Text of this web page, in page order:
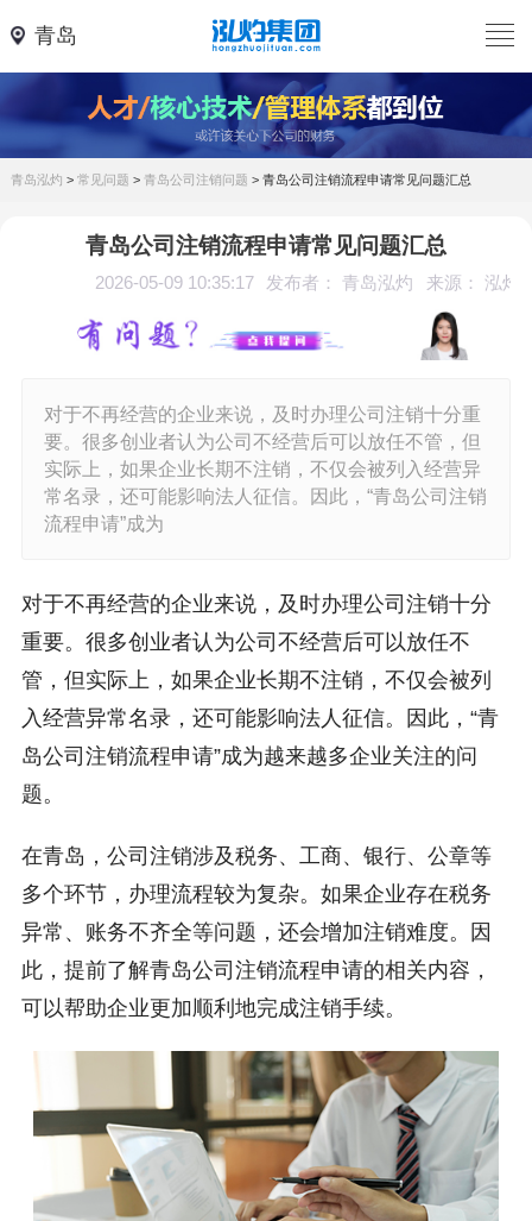
青岛
青岛泓灼 > 常见问题 > 青岛公司注销问题 > 青岛公司注销流程申请常见问题汇总
青岛公司注销流程申请常见问题汇总
2026-05-09 10:35:17 发布者： 青岛泓灼 来源： 泓灼
对于不再经营的企业来说，及时办理公司注销十分重
要。很多创业者认为公司不经营后可以放任不管，但
实际上，如果企业长期不注销，不仅会被列入经营异
常名录，还可能影响法人征信。因此，“青岛公司注销
流程申请”成为
对于不再经营的企业来说，及时办理公司注销十分
重要。很多创业者认为公司不经营后可以放任不
管，但实际上，如果企业长期不注销，不仅会被列
入经营异常名录，还可能影响法人征信。因此，“青
岛公司注销流程申请”成为越来越多企业关注的问
题。
在青岛，公司注销涉及税务、工商、银行、公章等
多个环节，办理流程较为复杂。如果企业存在税务
异常、账务不齐全等问题，还会增加注销难度。因
此，提前了解青岛公司注销流程申请的相关内容，
可以帮助企业更加顺利地完成注销手续。